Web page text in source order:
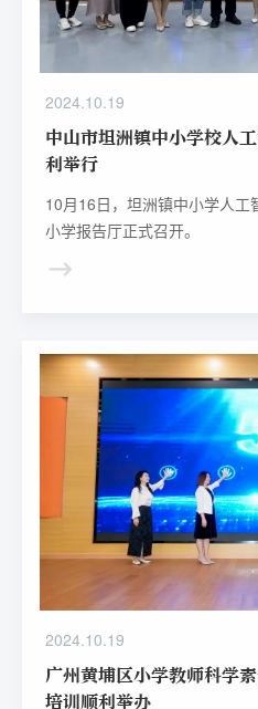
2024.10.19
中山市坦洲镇中小学校人
利举行
10月16日，坦洲镇中小学人
小学报告厅正式召开。
2024.10.19
广州黄埔区小学教师科学
培训顺利举办